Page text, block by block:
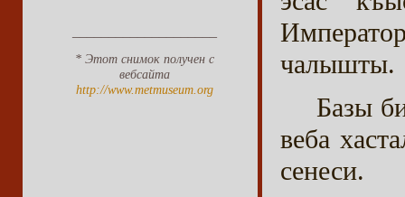
* Этот снимок получен с
вебсайта
http://www.metmuseum.org
чалышты.
Базы
веба
сенеси.